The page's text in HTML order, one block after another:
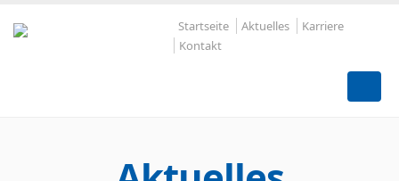
Startseite Aktuelles
Karriere
Kontakt